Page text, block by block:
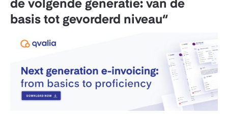
de volgende generatie: van de
basis tot gevorderd niveau“